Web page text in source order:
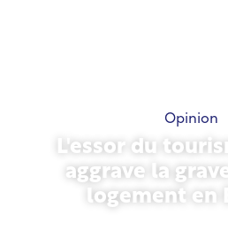
Opinion
L'essor du
aggrave la
logement en